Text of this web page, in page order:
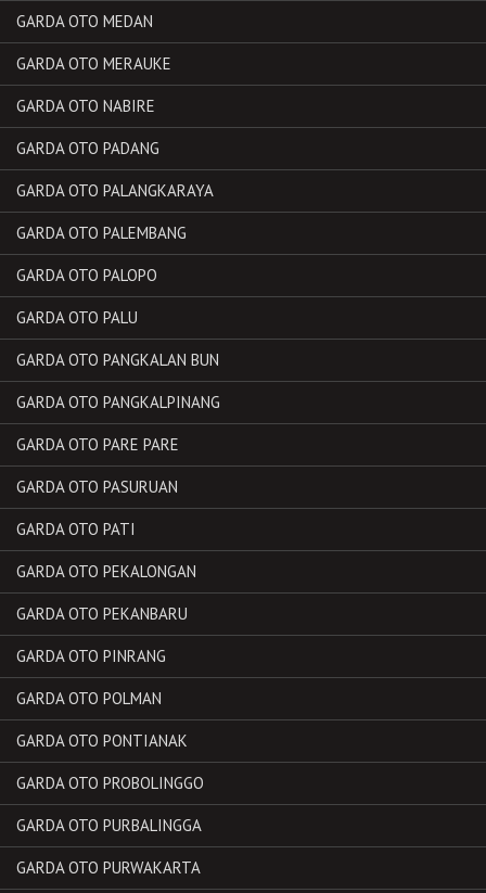
GARDA OTO MEDAN
GARDA OTO MERAUKE
GARDA OTO NABIRE
GARDA OTO PADANG
GARDA OTO PALANGKARAYA
GARDA OTO PALEMBANG
GARDA OTO PALOPO
GARDA OTO PALU
GARDA OTO PANGKALAN BUN
GARDA OTO PANGKALPINANG
GARDA OTO PARE PARE
GARDA OTO PASURUAN
GARDA OTO PATI
GARDA OTO PEKALONGAN
GARDA OTO PEKANBARU
GARDA OTO PINRANG
GARDA OTO POLMAN
GARDA OTO PONTIANAK
GARDA OTO PROBOLINGGO
GARDA OTO PURBALINGGA
GARDA OTO PURWAKARTA